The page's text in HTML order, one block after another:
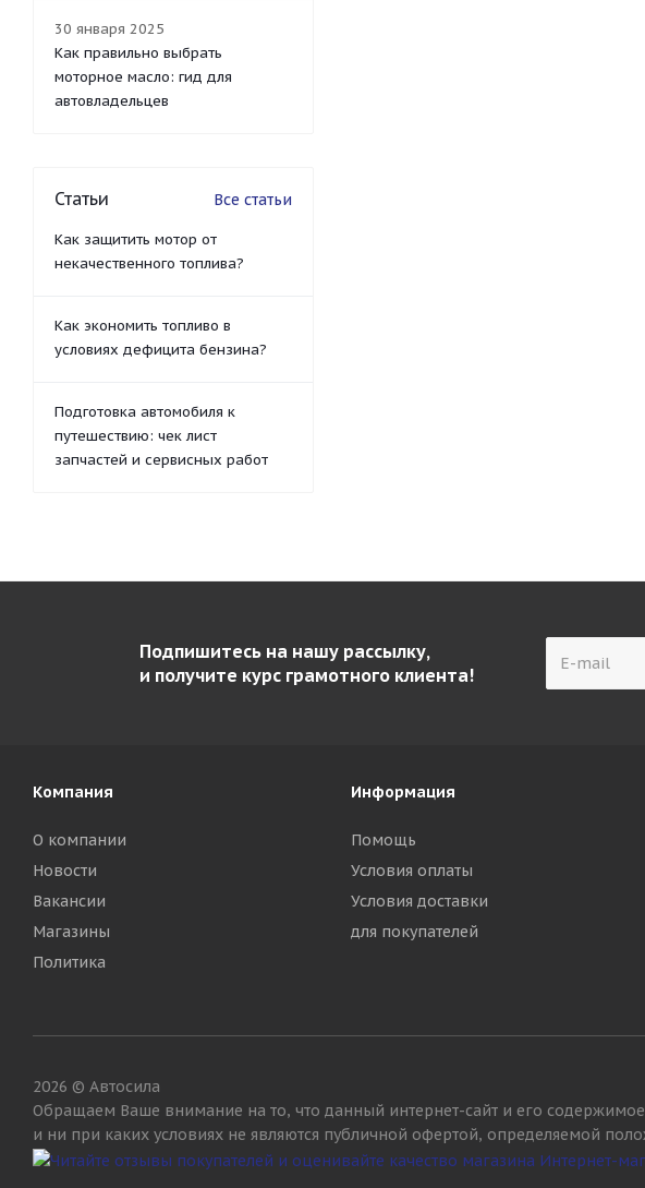
30 января 2025
Как правильно выбрать
моторное масло: гид для
автовладельцев
Статьи Все статьи
Как защитить мотор от
некачественного топлива?
Как экономить топливо в
условиях дефицита бензина?
Подготовка автомобиля к
путешествию: чек лист
запчастей и сервисных работ
Подпишитесь на нашу рассылку,
и получите курс грамотного клиента!
Компания
О компании
Новости
Вакансии
Магазины
Политика
Информация
Помощь
Условия оплаты
Условия доставки
для покупателей
2026 © Автосила
Обращаем Ваше внимание на то, что данный интернет-сайт и его
и ни при каких условиях не являются публичной офертой, определяемой